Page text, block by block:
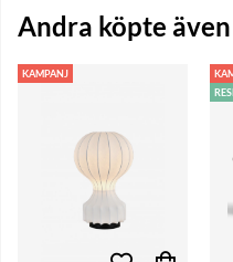
Andra köpte även
KAMPANJ